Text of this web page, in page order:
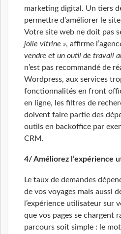
marketing digital. Un tiers
permettre d’améliorer le
Votre site web ne doit pas
jolie vitrine », affirme
vendre et un outil de travail
n’est pas recommandé de
Wordpress, aux services
fonctionnalités en front
en ligne, les filtres de
doivent faire partie des
outils en backoffice par
CRM.
4/ Améliorez l’expérience
Le taux de demandes
de vos voyages mais aussi
l’expérience utilisateur sur
que vos pages se chargent
parcours soit simple : le